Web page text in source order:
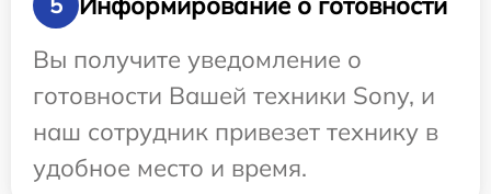
Вы получите уведомление о
готовности Вашей техники Sony, и
наш сотрудник привезет технику в
удобное место и время.